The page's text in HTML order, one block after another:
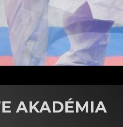
AKADÉMIA